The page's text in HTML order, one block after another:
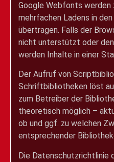
Google Webfonts werden
mehrfachen Ladens in
übertragen. Falls der
nicht unterstützt oder
werden Inhalte in einer
Der Aufruf von
Schriftbibliotheken löst
zum Betreiber der
theoretisch möglich –
ob und ggf. zu welchen
entsprechender
Die Datenschutzrichtlinie